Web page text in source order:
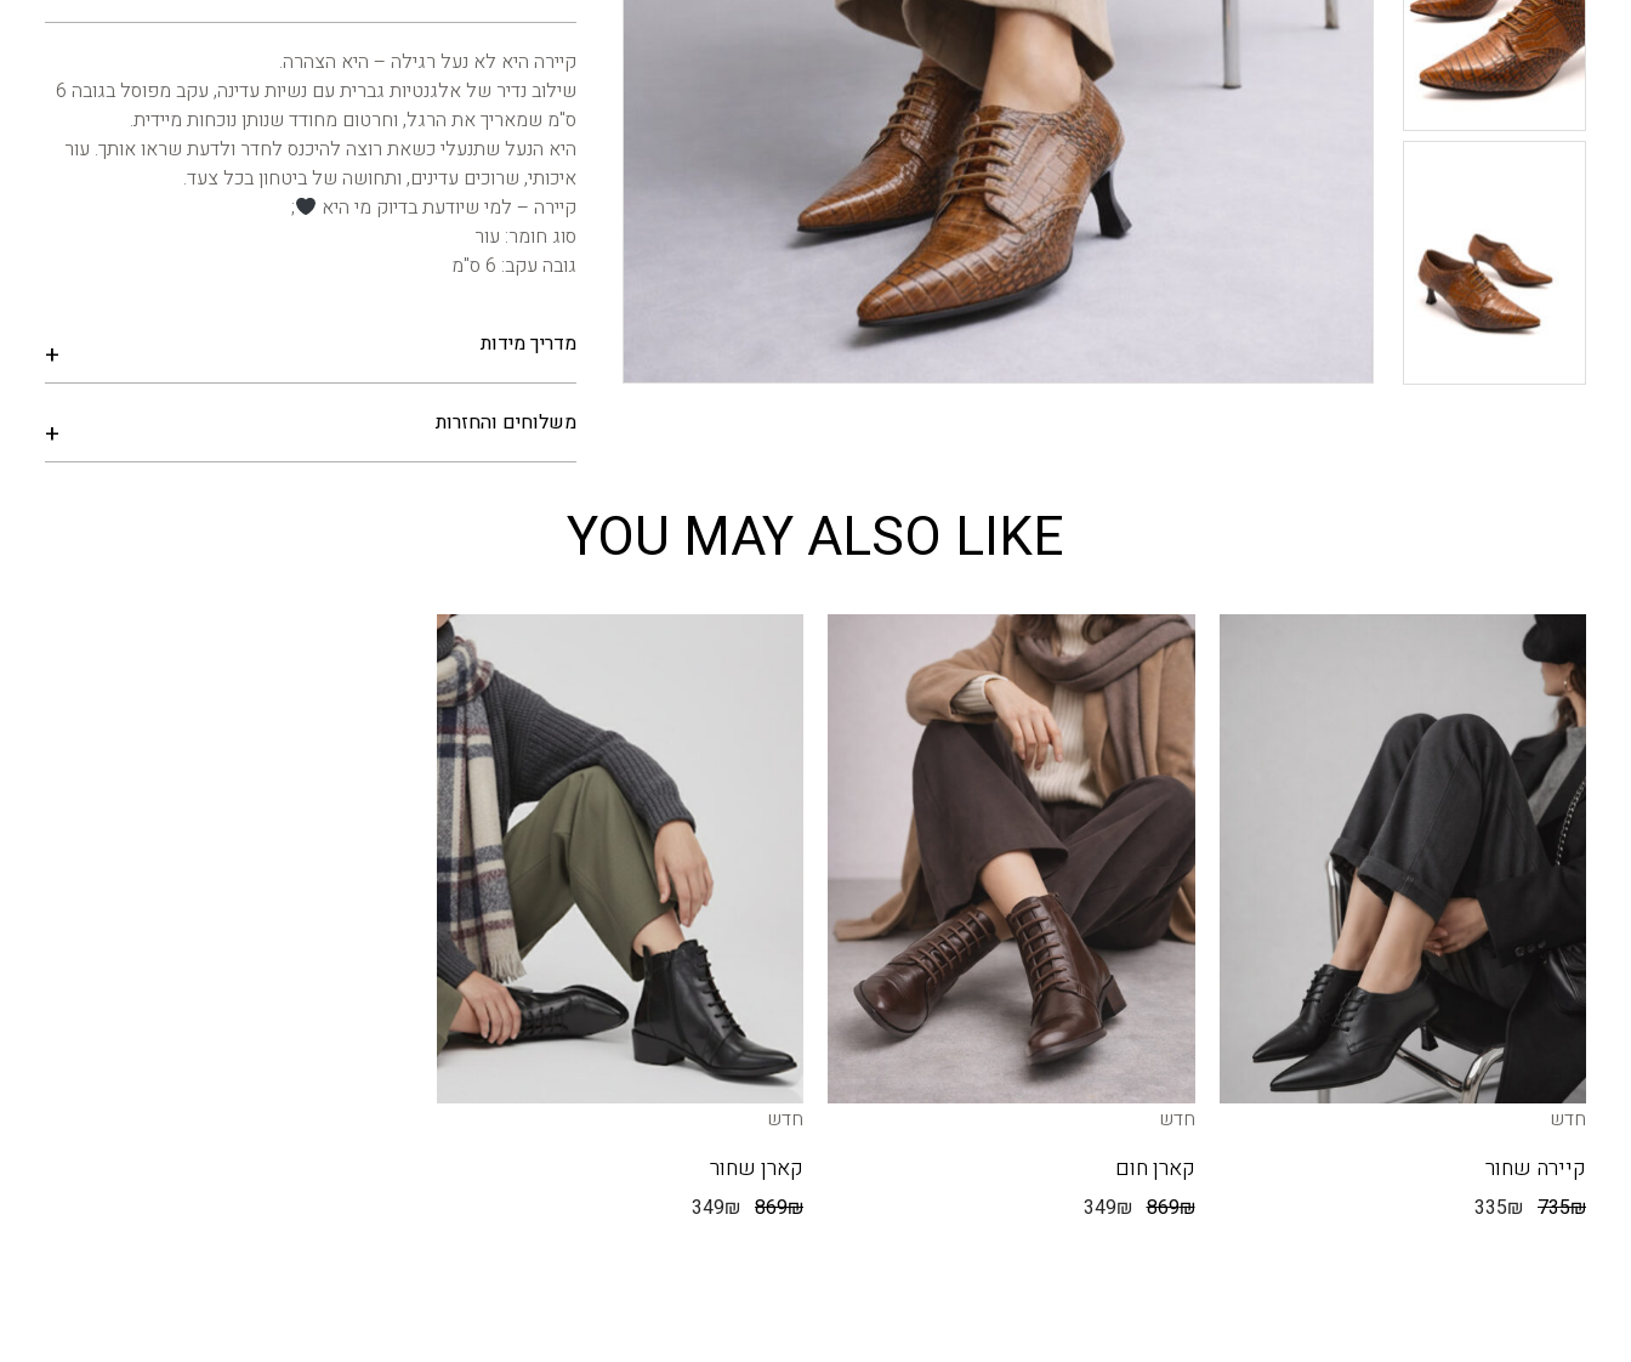
קיירה היא לא נעל רגילה – היא הצהרה.
שילוב נדיר של אלגנטיות גברית עם נשיות עדינה, עקב מפוסל בגובה 6
ס"מ שמאריך את הרגל, וחרטום מחודד שנותן נוכחות מיידית.
היא הנעל שתנעלי כשאת רוצה להיכנס לחדר ולדעת שראו אותך. עור
איכותי, שרוכים עדינים, ותחושה של ביטחון בכל צעד.
קיירה – למי שיודעת בדיוק מי היא
;
סוג חומר: עור
גובה עקב: 6 ס"מ
מדריך מידות
משלוחים והחזרות
YOU MAY ALSO LIKE
חדש
קיירה שחור
735₪
335₪
חדש
קארן חום
869₪
349₪
חדש
קארן שחור
869₪
349₪